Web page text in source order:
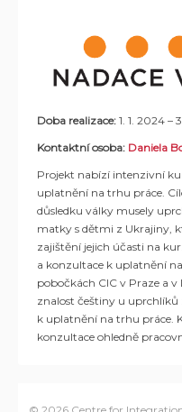
Doba realizace: 1. 1. 2024 –
Kontaktní osoba: Daniela
Projekt nabízí intenzivní
uplatnění na trhu práce.
důsledku války musely
matky s dětmi z Ukrajiny,
zajištění jejich účasti na
a konzultace k uplatnění
pobočkách CIC v Praze a
znalost češtiny u uprchlíků
k uplatnění na trhu práce.
konzultace ohledně